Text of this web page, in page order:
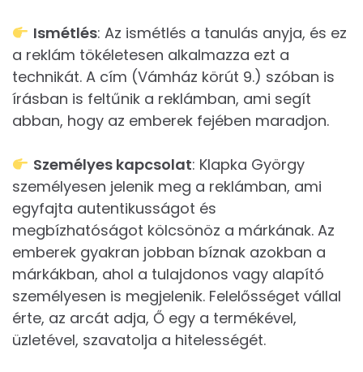
Ismétlés: Az ismétlés a tanulás anyja, és ez
a reklám tökéletesen alkalmazza ezt a
technikát. A cím (Vámház körút 9.) szóban is
írásban is feltűnik a reklámban, ami segít
abban, hogy az emberek fejében maradjon.
Személyes kapcsolat: Klapka György
személyesen jelenik meg a reklámban, ami
egyfajta autentikusságot és
megbízhatóságot kölcsönöz a márkának. Az
emberek gyakran jobban bíznak azokban a
márkákban, ahol a tulajdonos vagy alapító
személyesen is megjelenik. Felelősséget vállal
érte, az arcát adja, Ő egy a termékével,
üzletével, szavatolja a hitelességét.